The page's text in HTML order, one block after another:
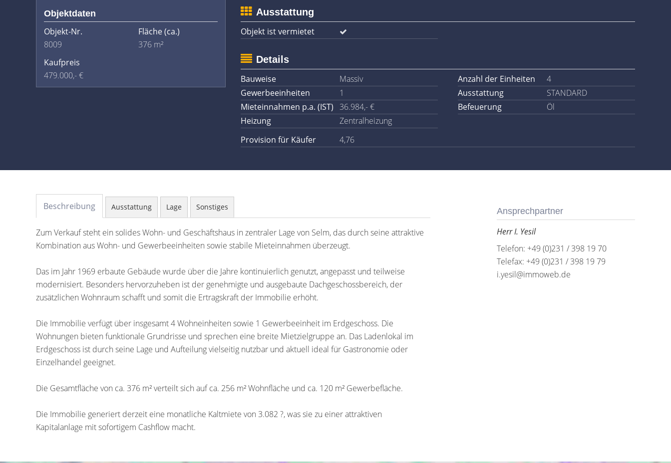
Objektdaten
Objekt-Nr.
8009
Fläche(ca.)
376 m²
Kaufpreis
479.000,- €
Ausstattung
Objekt ist vermietet
Details
Bauweise
Massiv Anzahl der Einheiten
4
Gewerbeeinheiten
1 Ausstattung
STANDARD
Mieteinnahmen p.a. (IST)
36.984,- € Befeuerung
Öl
Heizung
Zentralheizung
Provision für Käufer
4,76
Beschreibung Ausstattung Lage Sonstiges
Zum Verkauf steht ein solides Wohn- und Geschäftshaus in zentraler Lage von Selm, das durch seine attraktive
Kombination aus Wohn- und Gewerbeeinheiten sowie stabile Mieteinnahmen überzeugt.
Das im Jahr 1969 erbaute Gebäude wurde über die Jahre kontinuierlich genutzt, angepasst und teilweise
modernisiert. Besonders hervorzuheben ist der genehmigte und ausgebaute Dachgeschossbereich, der
zusätzlichen Wohnraum schafft und somit die Ertragskraft der Immobilie erhöht.
Die Immobilie verfügt über insgesamt 4 Wohneinheiten sowie 1 Gewerbeeinheit im Erdgeschoss. Die
Wohnungen bieten funktionale Grundrisse und sprechen eine breite Mietzielgruppe an. Das Ladenlokal im
Erdgeschoss ist durch seine Lage und Aufteilung vielseitig nutzbar und aktuell ideal für Gastronomie oder
Einzelhandel geeignet.
Die Gesamtfläche von ca. 376 m² verteilt sich auf ca. 256 m² Wohnfläche und ca. 120 m² Gewerbefläche.
Die Immobilie generiert derzeit eine monatliche Kaltmiete von 3.082 ?, was sie zu einer attraktiven
Kapitalanlage mit sofortigem Cashflow macht.
Ansprechpartner
Herr I. Yesil
Telefon: +49 (0)231 / 398 19 70
Telefax: +49 (0)231 / 398 19 79
i.yesil@immoweb.de